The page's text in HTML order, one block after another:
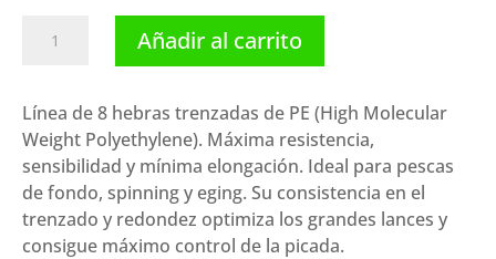
Kunnan
8x
Orange
(150
m)
cantidad
Añadir al carrito
Línea de 8 hebras trenzadas de PE (High Molecular
Weight Polyethylene). Máxima resistencia,
sensibilidad y mínima elongación. Ideal para pescas
de fondo, spinning y eging. Su consistencia en el
trenzado y redondez optimiza los grandes lances y
consigue máximo control de la picada.